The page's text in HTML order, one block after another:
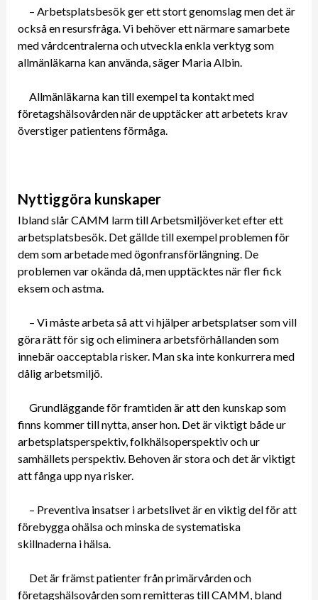
– Arbetsplatsbesök ger ett stort genomslag men det är
också en resursfråga. Vi behöver ett närmare samarbete
med vårdcentralerna och utveckla enkla verktyg som
allmänläkarna kan använda, säger Maria Albin.
Allmänläkarna kan till exempel ta kontakt med
företagshälsovården när de upptäcker att arbetets krav
överstiger patientens förmåga.
Nyttiggöra kunskaper
Ibland slår CAMM larm till Arbetsmiljöverket efter ett
arbetsplatsbesök. Det gällde till exempel problemen för
dem som arbetade med ögonfransförlängning. De
problemen var okända då, men upptäcktes när fler fick
eksem och astma.
– Vi måste arbeta så att vi hjälper arbetsplatser som vill
göra rätt för sig och eliminera arbetsförhållanden som
innebär oacceptabla risker. Man ska inte konkurrera med
dålig arbetsmiljö.
Grundläggande för framtiden är att den kunskap som
finns kommer till nytta, anser hon. Det är viktigt både ur
arbetsplatsperspektiv, folkhälsoperspektiv och ur
samhällets perspektiv. Behoven är stora och det är viktigt
att fånga upp nya risker.
– Preventiva insatser i arbetslivet är en viktig del för att
förebygga ohälsa och minska de systematiska
skillnaderna i hälsa.
Det är främst patienter från primärvården och
företagshälsovården som remitteras till CAMM, bland